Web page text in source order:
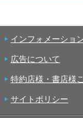
インフォメーショ
広告について
特約店様・書店様
サイトポリシー